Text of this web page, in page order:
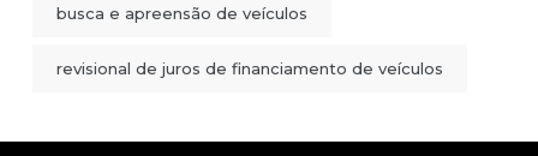
busca e apreensão de veículos
revisional de juros de financiamento de veículos